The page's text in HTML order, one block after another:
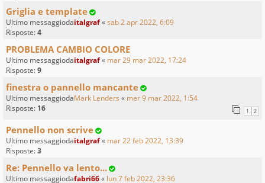
Griglia e template
Ultimo messaggiodaitalgraf«sab 2 apr 2022, 6:09
Risposte:4
PROBLEMA CAMBIO COLORE
Ultimo messaggiodaitalgraf« mar 29 mar 2022, 17:24
Risposte:9
finestra o pannello mancante
Ultimo messaggiodaMark Lenders « mer 9 mar 2022, 1:54
Risposte: 16 1 2
Pennello non scrive
Ultimo messaggiodaitalgraf« mar 22 feb 2022, 13:39
Risposte:3
Re: Pennello va lento...
Ultimo messaggiodafabri66« lun 7 feb 2022, 23:36